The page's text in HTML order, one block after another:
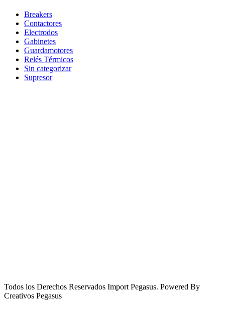
Breakers
Contactores
Electrodos
Gabinetes
Guardamotores
Relés Térmicos
Sin categorizar
Supresor
Todos los Derechos Reservados Import Pegasus. Powered By
Creativos Pegasus